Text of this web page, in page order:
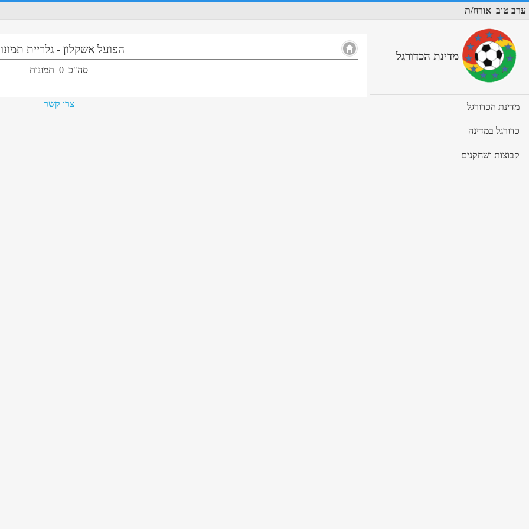
ערב טוב אורח/ת
הפועל אשקלון -גלריית
סה"כ 0 תמונות
צרו קשר
מדינת הכדורגל
מדינת הכדורגל
to
כדורגל במדינה
to
קבוצות ושחקנים
to